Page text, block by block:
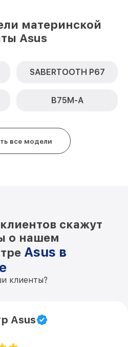
материнской
Asus
SABERTOOTH P67
B75M-A
все модели
скажут
о нашем
Asus в
клиенты?
Asus